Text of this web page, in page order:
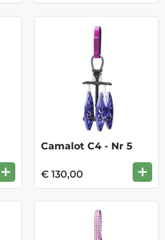
+
Camalot C4 - Nr 5
€ 130,00 +